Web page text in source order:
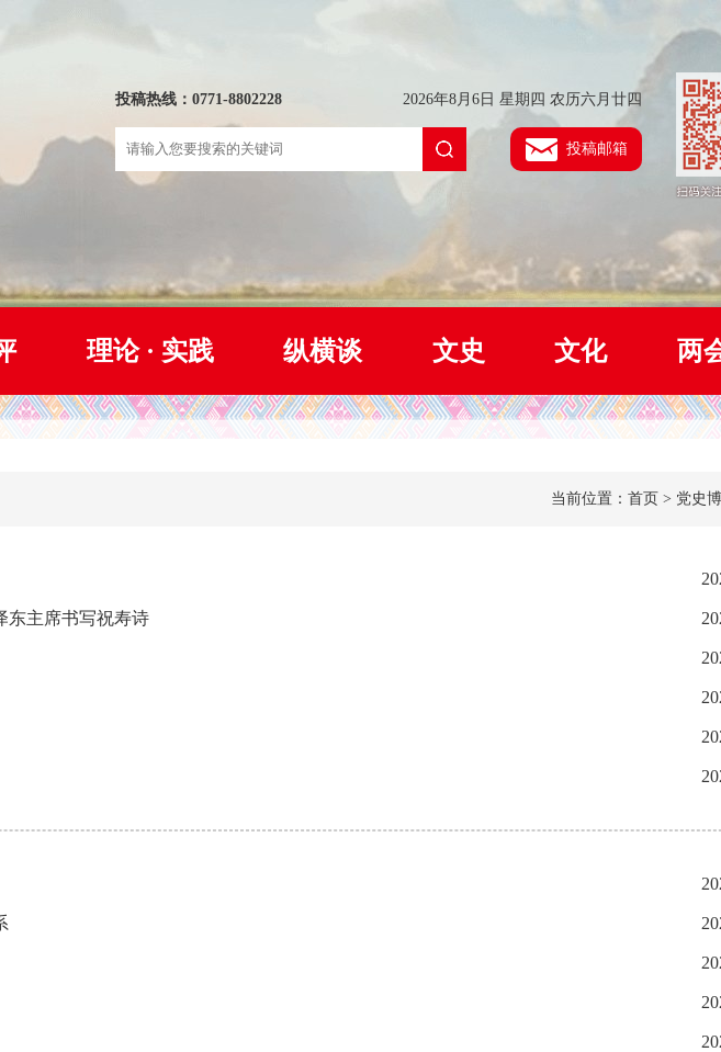
投稿热线：0771-8802228 2026年8月6日 星期四 农历六月廿四
投稿邮箱
理论 · 实践 纵横谈 文史 文化 两
当前位置：首页 > 党史
东主席书写祝寿诗